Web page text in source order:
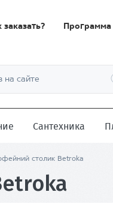
заказать? Программа
Сантехника
столик Betroka